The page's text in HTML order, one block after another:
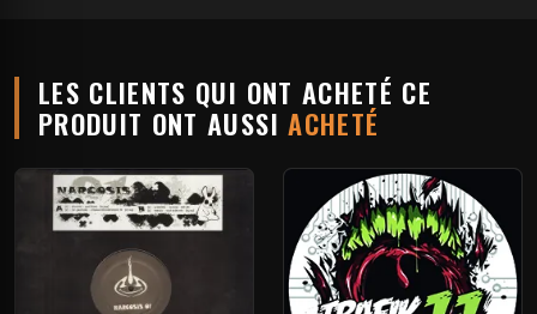
LES CLIENTS QUI ONT ACHETÉ CE
PRODUIT ONT AUSSIACHETÉ